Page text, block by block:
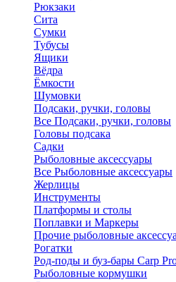
Рюкзаки
Сита
Сумки
Тубусы
Ящики
Вёдра
Ёмкости
Шумовки
Подсаки, ручки, головы
Все Подсаки, ручки, головы
Головы подсака
Садки
Рыболовные аксессуары
Все Рыболовные аксессуары
Жерлицы
Инструменты
Платформы и столы
Поплавки и Маркеры
Прочие рыболовные
Рогатки
Род-поды и буз-бары Carp
Рыболовные кормушки